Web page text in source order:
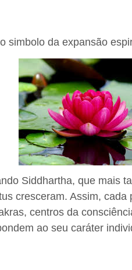
simbolo da expansão
Siddhartha, que mais
cresceram. Assim,
centros da
ao seu caráter